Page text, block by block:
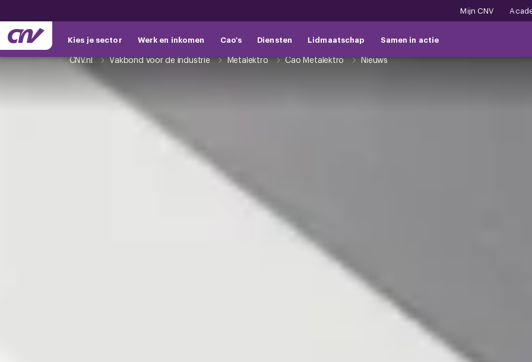
Mijn CNV
Kies je sector Werk en inkomen Cao's Diensten Lidmaatschap Samen in actie
CNV.nl Vakbond voor de industrie Metalektro Cao Metalektro Nieuws